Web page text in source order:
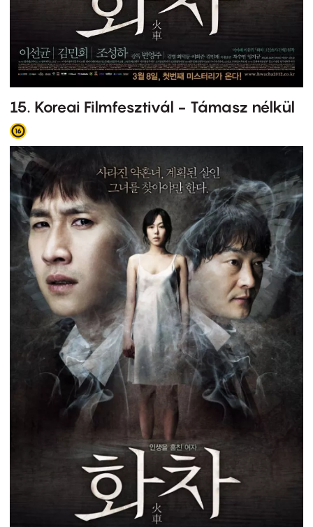
15. Koreai Filmfesztivál - Támasz nélkül